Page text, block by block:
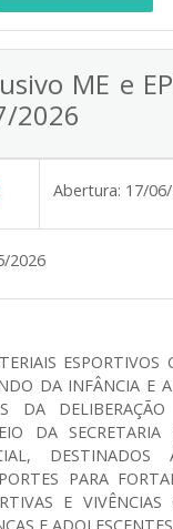
ME e
2026
Abertura: 17/
2026
ESPORTIVOS
DA INFÂNCIA E
DA
DA SECRETARIA
DESTINADOS
PARA
E VIVÊNCIAS
E